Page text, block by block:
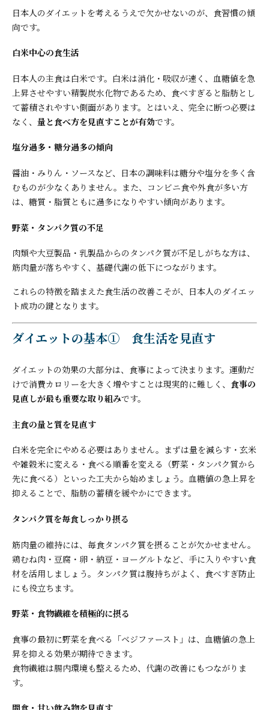
日本人のダイエットを考えるうえで欠かせないのが、食習慣の傾
向です。
白米中心の食生活
日本人の主食は白米です。白米は消化・吸収が速く、血糖値を急
上昇させやすい精製炭水化物であるため、食べすぎると脂肪とし
て蓄積されやすい側面があります。とはいえ、完全に断つ必要は
なく、 量と食べ方を見直すことが有効です。
塩分過多・糖分過多の傾向
醤油・みりん・ソースなど、日本の調味料は糖分や塩分を多く含
むものが少なくありません。また、コンビニ食や外食が多い方
は、糖質・脂質ともに過多になりやすい傾向があります。
野菜・タンパク質の不足
肉類や大豆製品・乳製品からのタンパク質が不足しがちな方は、
筋肉量が落ちやすく、基礎代謝の低下につながります。
これらの特徴を踏まえた食生活の改善こそが、日本人のダイエッ
ト成功の鍵となります。
ダイエットの基本① 食生活を見直す
ダイエットの効果の大部分は、食事によって決まります。運動だ
けで消費カロリーを大きく増やすことは現実的に難しく、 食事の
見直しが最も重要な取り組みです。
主食の量と質を見直す
白米を完全にやめる必要はありません。まずは量を減らす・玄米
や雑穀米に変える・食べる順番を変える（野菜・タンパク質から
先に食べる）といった工夫から始めましょう。血糖値の急上昇を
抑えることで、脂肪の蓄積を緩やかにできます。
タンパク質を毎食しっかり摂る
筋肉量の維持には、毎食タンパク質を摂ることが欠かせません。
鶏むね肉・豆腐・卵・納豆・ヨーグルトなど、手に入りやすい食
材を活用しましょう。タンパク質は腹持ちがよく、食べすぎ防止
にも役立ちます。
野菜・食物繊維を積極的に摂る
食事の最初に野菜を食べる「ベジファースト」は、血糖値の急上
昇を抑える効果が期待できます。
食物繊維は腸内環境も整えるため、代謝の改善にもつながりま
す。